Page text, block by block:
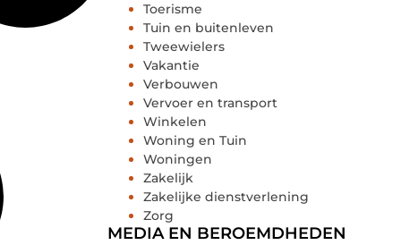
Toerisme
Tuin en buitenleven
Tweewielers
Vakantie
Verbouwen
Vervoer en transport
Winkelen
Woning en Tuin
Woningen
Zakelijk
Zakelijke dienstverlening
Zorg
MEDIA EN BEROEMDHEDEN